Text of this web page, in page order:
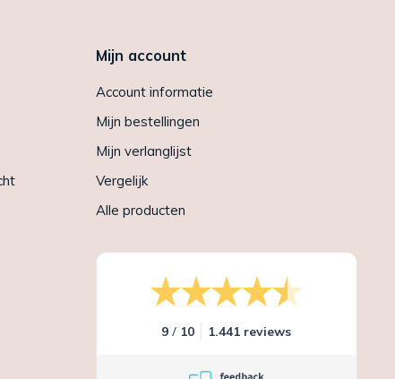
Mijn account
Account informatie
Mijn bestellingen
Mijn verlanglijst
Vergelijk
Alle producten
9 / 10 1.441 reviews